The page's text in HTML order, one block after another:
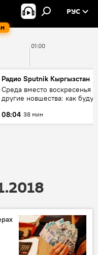
РУС
01:00
Радио Sputnik Кыргызстан
Среда вместо воскресенья и
другие новшества: как будут
08:04 38 мин